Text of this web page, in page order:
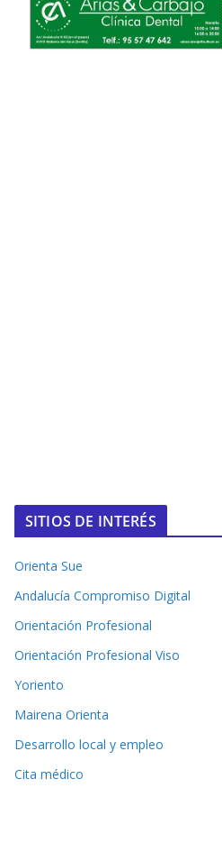
SITIOS DE INTERÉS
Orienta Sue
Andalucía Compromiso Digital
Orientación Profesional
Orientación Profesional Viso
Yoriento
Mairena Orienta
Desarrollo local y empleo
Cita médico